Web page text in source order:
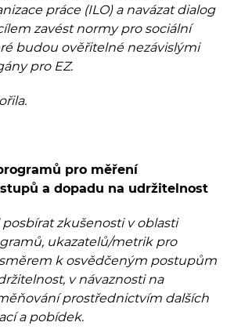
práce (ILO) a navázat dialog
zavést normy pro sociální
budou ověřitelné nezávislými
pro EZ.
pro měření
a dopadu na udržitelnost
posbírat zkušenosti v oblasti
ukazatelů/metrik pro
k osvědčeným postupům
v návaznosti na
prostřednictvím dalších
a pobídek.